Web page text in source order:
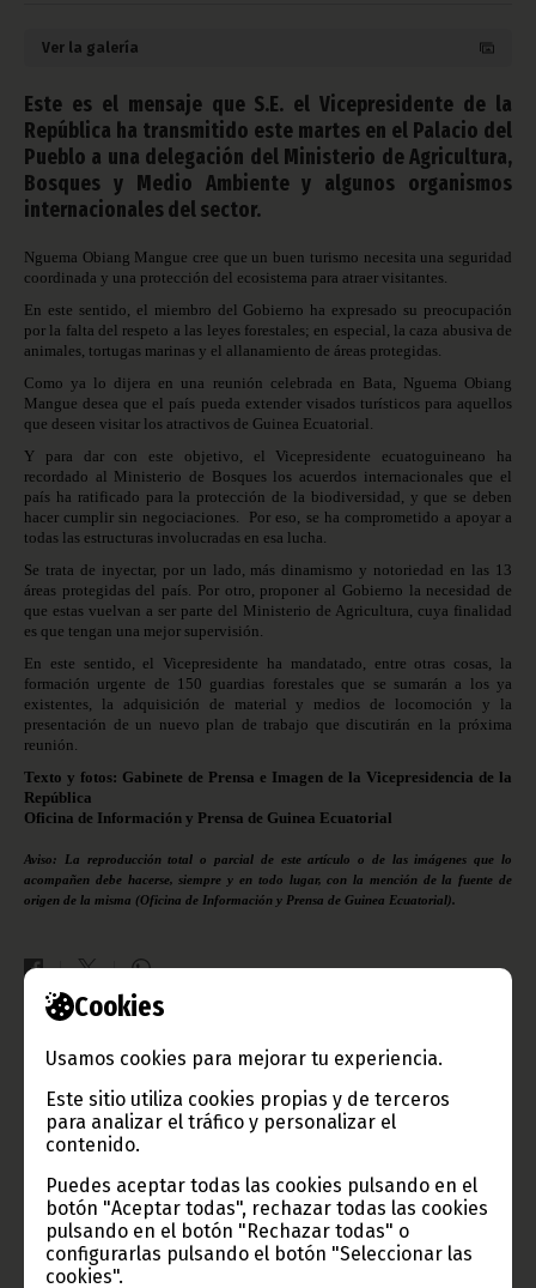
Cookies
Usamos cookies para mejorar tu experiencia.
Este sitio utiliza cookies propias y de terceros
para analizar el tráfico y personalizar el
contenido.
Puedes aceptar todas las cookies pulsando en el
botón "Aceptar todas", rechazar todas las cookies
pulsando en el botón "Rechazar todas" o
configurarlas pulsando el botón "Seleccionar las
cookies".
Ver la galería
Este es el mensaje que S.E. el Vicepresidente de la
República ha transmitido este martes en el Palacio del
Pueblo a una delegación del Ministerio de Agricultura,
Bosques y Medio Ambiente y algunos organismos
internacionales del sector.
Nguema Obiang Mangue cree que un buen turismo necesita una seguridad
coordinada y una protección del ecosistema para atraer visitantes.
En este sentido, el miembro del Gobierno ha expresado su preocupación
por la falta del respeto a las leyes forestales; en especial, la caza abusiva de
animales, tortugas marinas y el allanamiento de áreas protegidas.
Como ya lo dijera en una reunión celebrada en Bata, Nguema Obiang
Mangue desea que el país pueda extender visados turísticos para aquellos
que deseen visitar los atractivos de Guinea Ecuatorial.
Y para dar con este objetivo, el Vicepresidente ecuatoguineano ha
recordado al Ministerio de Bosques los acuerdos internacionales que el
país ha ratificado para la protección de la biodiversidad, y que se deben
hacer cumplir sin negociaciones. Por eso, se ha comprometido a apoyar a
todas las estructuras involucradas en esa lucha.
Se trata de inyectar, por un lado, más dinamismo y notoriedad en las 13
áreas protegidas del país. Por otro, proponer al Gobierno la necesidad de
que estas vuelvan a ser parte del Ministerio de Agricultura, cuya finalidad
es que tengan una mejor supervisión.
En este sentido, el Vicepresidente ha mandatado, entre otras cosas, la
formación urgente de 150 guardias forestales que se sumarán a los ya
existentes, la adquisición de material y medios de locomoción y la
presentación de un nuevo plan de trabajo que discutirán en la próxima
reunión.
Texto y fotos: Gabinete de Prensa e Imagen de la Vicepresidencia de la
República
Oficina de Información y Prensa de Guinea Ecuatorial
Aviso: La reproducción total o parcial de este artículo o de las imágenes que lo
acompañen debe hacerse, siempre y en todo lugar, con la mención de la fuente de
origen de la misma (Oficina de Información y Prensa de Guinea Ecuatorial).
Gobierno e Instituciones
Información de Guinea Ecuatorial